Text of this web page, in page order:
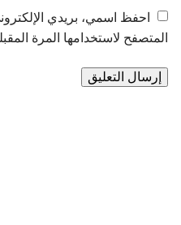
احفظ اسمي، بريدي
المتصفح لاستخدامها المرة